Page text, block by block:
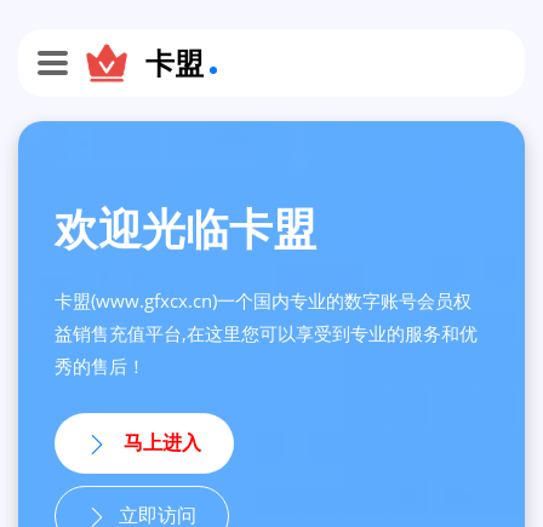
卡盟
欢迎光临卡盟
卡盟(www.gfxcx.cn)一个国内专业的数字账号会员权
益销售充值平台,在这里您可以享受到专业的服务和优
秀的售后！
马上进入
立即访问